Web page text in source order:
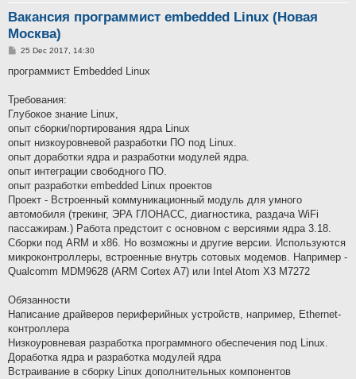
Вакансия программист embedded Linux (Новая
Москва)
P
s
25 Dec 2017, 14:30
программист Embedded Linux
Требования:
Глубокое знание Linux,
опыт сборки/портирования ядра Linux
опыт низкоуровневой разработки ПО под Linux.
опыт доработки ядра и разработки модулей ядра.
опыт интеграции свободного ПО.
опыт разработки embedded Linux проектов
Проект - Встроенный коммуникационный модуль для умного
автомобиля (трекинг, ЭРА ГЛОНАСС, диагностика, раздача WiFi
пассажирам.) Работа предстоит с основном с версиями ядра 3.18.
Сборки под ARM и х86. Но возможны и другие версии. Используются
микроконтроллеры, встроенные внутрь сотовых модемов. Например -
Qualcomm MDM9628 (ARM Cortex A7) или Intel Atom X3 M7272
Обязанности
Написание драйверов периферийных устройств, например, Ethernet-
контроллера
Низкоуровневая разработка программного обеспечения под Linux.
Доработка ядра и разработка модулей ядра
Встраивание в сборку Linux дополнительных компонентов